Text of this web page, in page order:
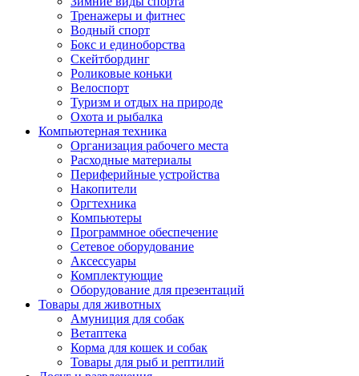
Тренажеры и фитнес
Водный спорт
Бокс и единоборства
Скейтбординг
Роликовые коньки
Велоспорт
Туризм и отдых на природе
Охота и рыбалка
Компьютерная техника
Организация рабочего места
Расходные материалы
Периферийные устройства
Накопители
Оргтехника
Компьютеры
Программное обеспечение
Сетевое оборудование
Аксессуары
Комплектующие
Оборудование для презентаций
Товары для животных
Амуниция для собак
Ветаптека
Корма для кошек и собак
Товары для рыб и рептилий